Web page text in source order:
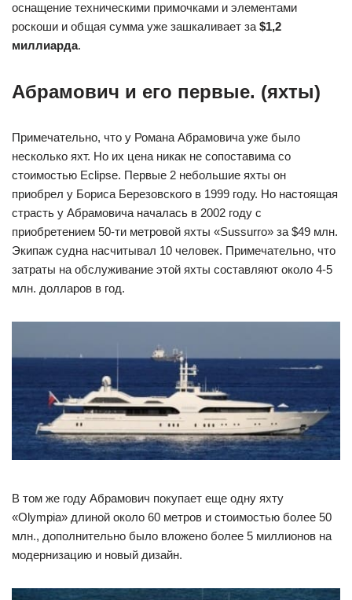
оснащение техническими примочками и элементами
роскоши и общая сумма уже зашкаливает за $1,2
миллиарда.
Абрамович и его первые. (яхты)
Примечательно, что у Романа Абрамовича уже было
несколько яхт. Но их цена никак не сопоставима со
стоимостью Eclipse. Первые 2 небольшие яхты он
приобрел у Бориса Березовского в 1999 году. Но настоящая
страсть у Абрамовича началась в 2002 году с
приобретением 50-ти метровой яхты «Sussurro» за $49 млн.
Экипаж судна насчитывал 10 человек. Примечательно, что
затраты на обслуживание этой яхты составляют около 4-5
млн. долларов в год.
В том же году Абрамович покупает еще одну яхту
«Olympia» длиной около 60 метров и стоимостью более 50
млн., дополнительно было вложено более 5 миллионов на
модернизацию и новый дизайн.